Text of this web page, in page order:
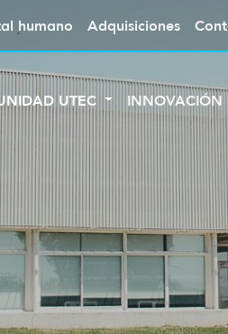
humano Adquisiciones
UTEC INNOVACIÓN